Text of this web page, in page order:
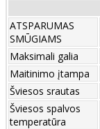
ATSPARUMAS
SMŪGIAMS
Maksimali galia
Maitinimo įtampa
Šviesos srautas
Šviesos spalvos
temperatūra